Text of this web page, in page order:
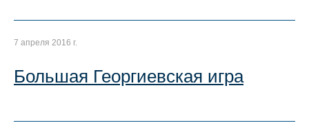
7 апреля 2016 г.
Большая Георгиевская игра